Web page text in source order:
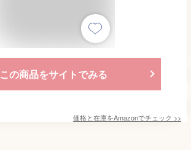
この商品をサイトでみる
価格と在庫をAmazonでチェック >>